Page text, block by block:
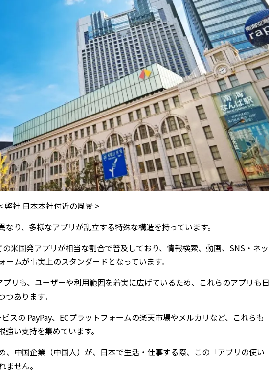
弊社 日本本社付近の風景 >
り、多様なアプリが乱立する特殊な構造を持っています。
米国発アプリが相当な割合で普及しており、情報検索、動画、SNS・ネッ
ムが事実上のスタンダードとなっています。
リも、ユーザーや利用範囲を着実に広げているため、これらのアプリも日
あります。
スの PayPay、ECプラットフォームの楽天市場やメルカリなど、これらも
い支持を集めています。
、中国企業（中国人）が、日本で生活・仕事する際、この「アプリの使い
せん。